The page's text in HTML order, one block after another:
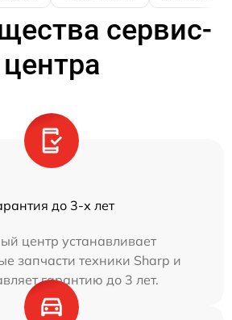
сервис-
центра
до 3-х лет
центр устанавливает
запчасти техники Sharp и
гарантию до 3 лет.